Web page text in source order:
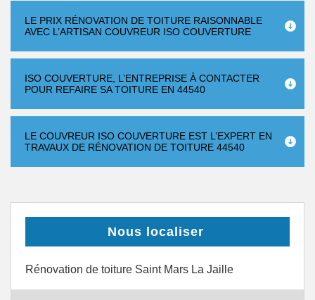
LE PRIX RÉNOVATION DE TOITURE RAISONNABLE
AVEC L’ARTISAN COUVREUR ISO COUVERTURE
ISO COUVERTURE, L’ENTREPRISE À CONTACTER
POUR REFAIRE SA TOITURE EN 44540
LE COUVREUR ISO COUVERTURE EST L’EXPERT EN
TRAVAUX DE RÉNOVATION DE TOITURE 44540
Nous localiser
Rénovation de toiture Saint Mars La Jaille